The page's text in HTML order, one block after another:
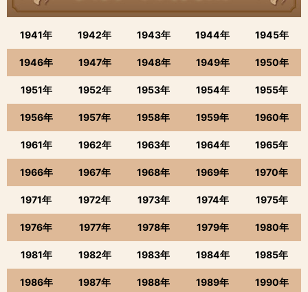
1941年 1942年 1943年 1944年 1945年
1946年 1947年 1948年 1949年 1950年
1951年 1952年 1953年 1954年 1955年
1956年 1957年 1958年 1959年 1960年
1961年 1962年 1963年 1964年 1965年
1966年 1967年 1968年 1969年 1970年
1971年 1972年 1973年 1974年 1975年
1976年 1977年 1978年 1979年 1980年
1981年 1982年 1983年 1984年 1985年
1986年 1987年 1988年 1989年 1990年